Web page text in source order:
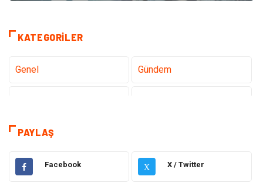
KATEGORILER
Genel Gündem
Sağlık
Elektrik Elektronik Gıda
PAYLAŞ
Facebook X X / Twitter